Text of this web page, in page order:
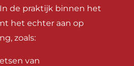
de praktijk binnen het
het echter aan op
zoals:
van